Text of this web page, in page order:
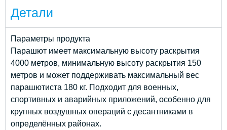
Детали
Параметры продукта
Парашют имеет максимальную высоту раскрытия
4000 метров, минимальную высоту раскрытия 150
метров и может поддерживать максимальный вес
парашютиста 180 кг. Подходит для военных,
спортивных и аварийных приложений, особенно для
крупных воздушных операций с десантниками в
определённых районах.